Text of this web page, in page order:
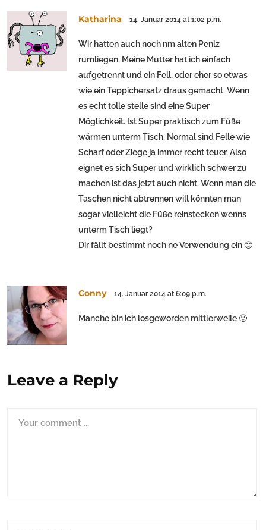
Katharina 14. Januar 2014 at 1:02 p.m.
Wir hatten auch noch nm alten Penlz
rumliegen. Meine Mutter hat ich einfach
aufgetrennt und ein Fell, oder eher so etwas
wie ein Teppichersatz draus gemacht. Wenn
es echt tolle stelle sind eine Super
Möglichkeit. Ist Super praktisch zum Füße
wärmen unterm Tisch. Normal sind Felle wie
Scharf oder Ziege ja immer recht teuer. Also
eignet es sich Super und wirklich schwer zu
machen ist das jetzt auch nicht. Wenn man die
Taschen nicht abtrennen will könnten man
sogar vielleicht die Füße reinstecken wenns
unterm Tisch liegt?
Dir fällt bestimmt noch ne Verwendung ein 🙂
Conny 14. Januar 2014 at 6:09 p.m.
Manche bin ich losgeworden mittlerweile 🙂
Leave a Reply